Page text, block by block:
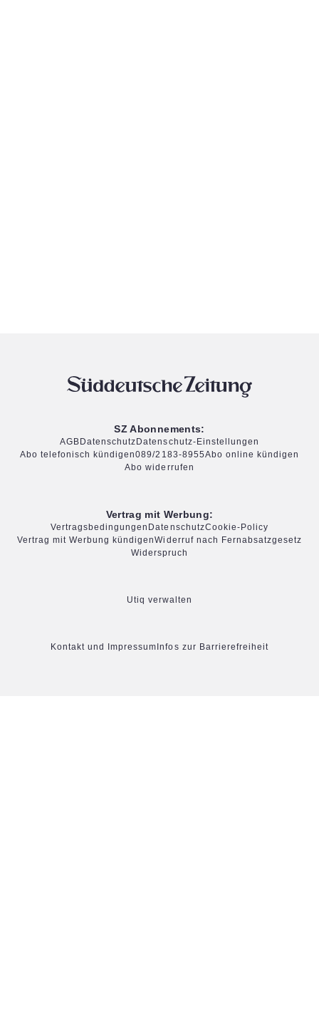
SZ Abonnements:
AGB Datenschutz Datenschutz-Einstellungen
Abo telefonisch kündigen089/2183-8955Abo online kündigen
Abo widerrufen
Vertrag mit Werbung:
Vertragsbedingungen DatenschutzCookie-Policy
Vertrag mit Werbung kündigenWiderruf nach Fernabsatzgesetz
Widerspruch
Utiq verwalten
Kontakt und Impressum Infos zur Barrierefreiheit